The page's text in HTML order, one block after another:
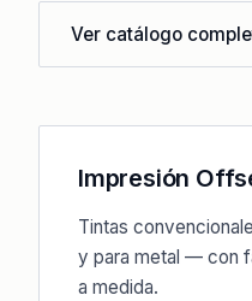
Ver catálogo
Impresión
Tintas
y para metal — con
a medida.